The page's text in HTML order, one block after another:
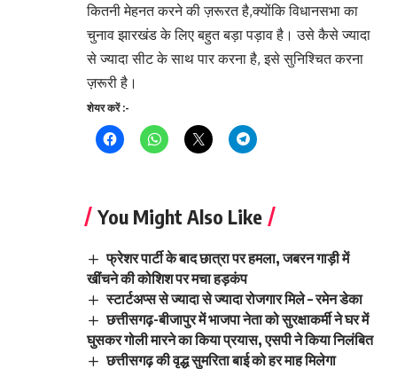
कितनी मेहनत करने की ज़रूरत है,क्योंकि विधानसभा का
चुनाव झारखंड के लिए बहुत बड़ा पड़ाव है। उसे कैसे ज्यादा
से ज्यादा सीट के साथ पार करना है, इसे सुनिश्चित करना
ज़रूरी है।
शेयर करें :-
You Might Also Like
फ्रेशर पार्टी के बाद छात्रा पर हमला, जबरन गाड़ी में
खींचने की कोशिश पर मचा हड़कंप
स्टार्टअप्स से ज्यादा से ज्यादा रोजगार मिले – रमेन डेका
छत्तीसगढ़-बीजापुर में भाजपा नेता को सुरक्षाकर्मी ने घर में
घुसकर गोली मारने का किया प्रयास, एसपी ने किया निलंबित
छत्तीसगढ़ की वृद्ध सुमरिता बाई को हर माह मिलेगा